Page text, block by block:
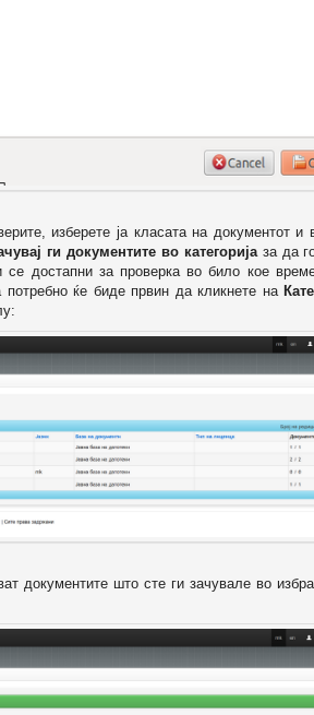
изберете ја класата на документот
ги документите во категоријаза да
достапни за проверка во било кое
ќе биде првин да кликнете на
документите што сте ги зачувале во